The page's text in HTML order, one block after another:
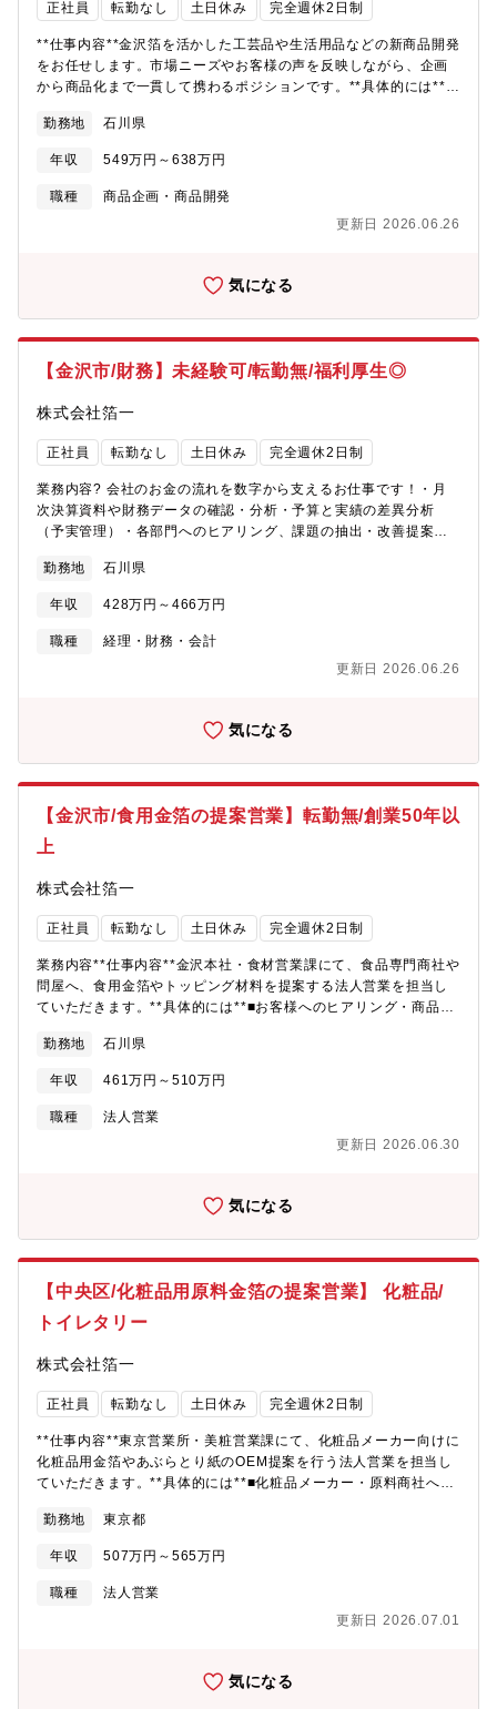
2022年にはグループ販売会社3社が統合し、より強固な事業基盤
を構築。地域社会への貢献を大切にしながら、持続的な成長を目
指しています。【会社の強み】全国的な知名度を誇るヤクルトブ
ランドを背景に、地域密着型の営業活動を展開している点が強み
売基盤を確立しています。また、ヤクルト本社の販促施策や商品
チャレンジしやすい環境です。安定した経営基盤に加え、社員の
約6割を女性が占めるなど、働きやすい環境づくりにも力を入れて
正社員 転勤なし 土日休み 完全週休2日制
**仕事内容**金沢箔を活かした工芸品や生活用品などの新商品開発
をお任せします。市場ニーズやお客様の声を反映しながら、企画
から商品化まで一貫して携わるポジションです。**具体的には***
ストーリーの企画立案* デザイン・パッケージ・見せ方の企画・提
案* 素材や加工技術を活かした商品開発* 他分野・他企業とのコラ
ボレーション企画* お客様や営業の声、市場トレンドを反映した商
品企画* 商品化に向けたプロジェクトの推進**仕事の魅力**現場や
ーに商品化できる環境です。企画だけでなく、ストーリーづくり
勤務地 石川県
年収 549万円～638万円
職種
商品企画・商品開発
更新日 2026.06.26
気になる
【金沢市/財務】未経験可/転勤無/福利厚生◎
株式会社箔一
正社員 転勤なし 土日休み 完全週休2日制
業務内容? 会社のお金の流れを数字から支えるお仕事です！・月
次決算資料や財務データの確認・分析・予算と実績の差異分析
（予実管理）・各部門へのヒアリング、課題の抽出・改善提案・
直しへの参画単なる経理業務ではなく、財務データをもとに経営
をサポートし、会社全体の成長に貢献できるポジシ
勤務地 石川県
年収 428万円～466万円
職種
経理・財務・会計
更新日 2026.06.26
気になる
【金沢市/食用金箔の提案営業】転勤無/創業50年以
上
株式会社箔一
正社員 転勤なし 土日休み 完全週休2日制
業務内容**仕事内容**金沢本社・食材営業課にて、食品専門商社や
問屋へ、食用金箔やトッピング材料を提案する法人営業を担当し
ていただきます。**具体的には**■お客様へのヒアリング・商品提
連携した製造・納期調整■食品・菓子メーカーや飲食関連企業への
OEM提案お客様のニーズに合わせた提案を行い、営業と生産部門
をつなぐ役割として、食用金箔の新たな価値を広げていく仕事で
す。
勤務地 石川県
年収 461万円～510万円
職種
法人営業
更新日 2026.06.30
気になる
【中央区/化粧品用原料金箔の提案営業】 化粧品/
トイレタリー
株式会社箔一
正社員 転勤なし 土日休み 完全週休2日制
**仕事内容**東京営業所・美粧営業課にて、化粧品メーカー向けに
化粧品用金箔やあぶらとり紙のOEM提案を行う法人営業を担当し
ていただきます。**具体的には**■化粧品メーカー・原料商社への
や展示会への参加・運営■将来的にはチームのフォローや課長補佐
など、マネジメント業務にも挑戦化粧品づくりに携わりながら、
お客様のニーズに合わせた商品提案を行う、企画力を活かせる営
業職です。
勤務地 東京都
年収 507万円～565万円
職種
法人営業
更新日 2026.07.01
気になる